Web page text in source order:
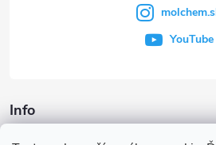
Info
YouTube